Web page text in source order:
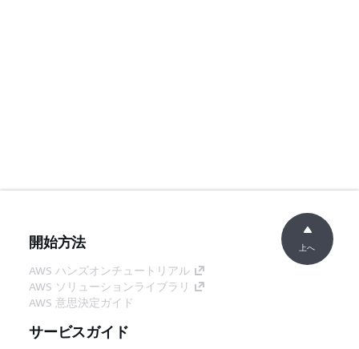
開始方法
AWS ハンズオンチュートリアル
AWS ソリューションライブラリ
AWS 意思決定ガイド
サービスガイド
上へ